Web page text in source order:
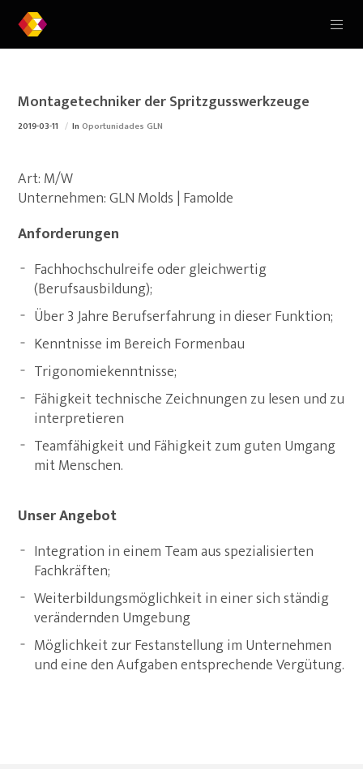
Montagetechniker der Spritzgusswerkzeuge
2019-03-11 InOportunidades GLN
Art: M/W
Unternehmen: GLN Molds | Famolde
Anforderungen
Fachhochschulreife oder gleichwertig
(Berufsausbildung);
Über 3 Jahre Berufserfahrung in dieser Funktion;
Kenntnisse im Bereich Formenbau
Trigonomiekenntnisse;
Fähigkeit technische Zeichnungen zu lesen und zu
interpretieren
Teamfähigkeit und Fähigkeit zum guten Umgang
mit Menschen.
Unser Angebot
Integration in einem Team aus spezialisierten
Fachkräften;
Weiterbildungsmöglichkeit in einer sich ständig
verändernden Umgebung
Möglichkeit zur Festanstellung im Unternehmen
und eine den Aufgaben entsprechende Vergütung.